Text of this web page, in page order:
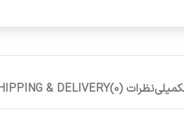
نظرات (0) & DELIVERY